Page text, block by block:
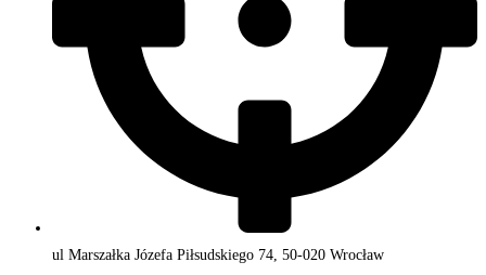
ul Marszałka Józefa Piłsudskiego 74, 50-020 Wrocław